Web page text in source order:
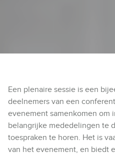
Een plenaire sessie is een
deelnemers van een
evenement samenkomen om
belangrijke mededelingen te
toespraken te horen. Het is
van het evenement, en biedt